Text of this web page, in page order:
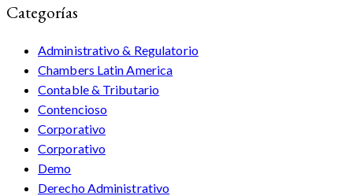
Categorías
Administrativo & Regulatorio
Chambers Latin America
Contable & Tributario
Contencioso
Corporativo
Corporativo
Demo
Derecho Administrativo